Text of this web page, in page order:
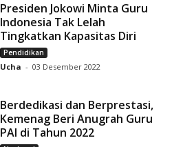
Presiden Jokowi Minta Guru
Indonesia Tak Lelah
Tingkatkan Kapasitas Diri
Pendidikan
Ucha - 03 Desember 2022
Berdedikasi dan Berprestasi,
Kemenag Beri Anugrah Guru
PAI di Tahun 2022